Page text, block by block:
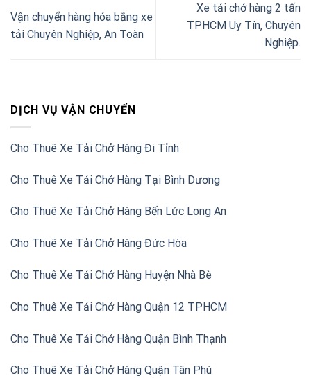
DỊCH VỤ VẬN CHUYỂN
Cho Thuê Xe Tải Chở Hàng Đi Tỉnh
Cho Thuê Xe Tải Chở Hàng Tại Bình Dương
Cho Thuê Xe Tải Chở Hàng Bến Lức Long An
Cho Thuê Xe Tải Chở Hàng Đức Hòa
Cho Thuê Xe Tải Chở Hàng Huyện Nhà Bè
Cho Thuê Xe Tải Chở Hàng Quận 12 TPHCM
Cho Thuê Xe Tải Chở Hàng Quận Bình Thạnh
Cho Thuê Xe Tải Chở Hàng Quận Tân Phú
Vận chuyển hàng hóa bằng xe
tải Chuyên Nghiệp, An Toàn
Xe tải chở hàng 2 tấn
TPHCM Uy Tín, Chuyên
Nghiệp.